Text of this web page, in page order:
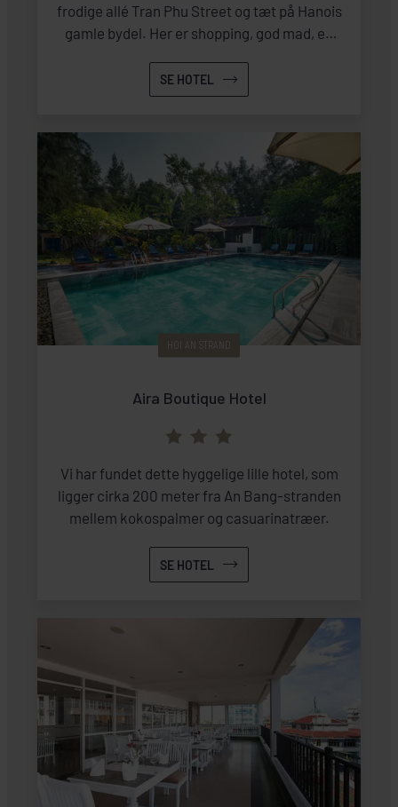
frodige allé Tran Phu Street og tæt på Hanois
gamle bydel. Her er shopping, god mad, en
arkitektur.
SE HOTEL
HOI AN STRAND
Aira Boutique Hotel
Vi har fundet dette hyggelige lille hotel, som
ligger cirka 200 meter fra An Bang-stranden
mellem kokospalmer og casuarinatræer.
SE HOTEL